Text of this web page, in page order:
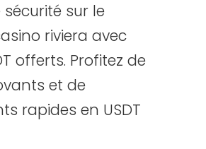
sur le
riviera avec
offerts. Profitez de
et de
rapides en USDT